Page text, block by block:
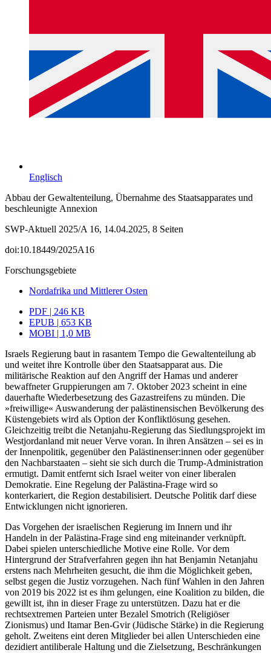
Englisch
Abbau der Gewaltenteilung, Übernahme des Staatsapparates und
beschleunigte Annexion
SWP-Aktuell 2025/A 16, 14.04.2025, 8 Seiten
doi:10.18449/2025A16
Forschungsgebiete
Nordafrika und Mittlerer Osten
PDF | 246 KB
EPUB | 653 KB
MOBI | 1,0 MB
Israels Regierung baut in rasantem Tempo die Gewaltenteilung ab
und weitet ihre Kontrolle über den Staatsapparat aus. Die
militärische Reaktion auf den Angriff der Hamas und anderer
bewaffneter Gruppierungen am 7. Oktober 2023 scheint in eine
dauerhafte Wiederbesetzung des Gazastreifens zu münden. Die
»freiwillige« Auswanderung der palästinensischen Bevölkerung des
Küstengebiets wird als Option der Konfliktlösung gesehen.
Gleichzeitig treibt die Netanjahu-Regierung das Siedlungsprojekt im
Westjordanland mit neuer Verve voran. In ihren Ansätzen – sei es in
der Innenpolitik, gegenüber den Palästinenser:innen oder gegenüber
den Nachbarstaaten – sieht sie sich durch die Trump-Administration
ermutigt. Damit entfernt sich Israel weiter von einer liberalen
Demokratie. Eine Regelung der Palästina-Frage wird so
konterkariert, die Region destabilisiert. Deutsche Politik darf diese
Entwicklungen nicht ignorieren.
Das Vorgehen der israelischen Regierung im Innern und ihr
Handeln in der Palästina-Frage sind eng miteinander verknüpft.
Dabei spielen unterschiedliche Motive eine Rolle. Vor dem
Hintergrund der Strafverfahren gegen ihn hat Benjamin Netanjahu
erstens nach Mehrheiten gesucht, die ihm die Möglichkeit geben,
selbst gegen die Justiz vorzugehen. Nach fünf Wahlen in den Jahren
von 2019 bis 2022 ist es ihm gelungen, eine Koalition zu bilden, die
gewillt ist, ihn in dieser Frage zu unterstützen. Dazu hat er die
rechtsextremen Par­teien unter Bezalel Smotrich (Religiöser
Zionismus) und Itamar Ben-Gvir (Jüdische Stärke) in die Regierung
geholt. Zweitens eint deren Mitglieder bei allen Unterschieden eine
dezidiert antiliberale Haltung und die Zielsetzung, Beschränkungen